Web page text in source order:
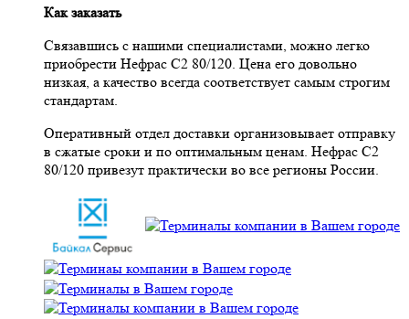
Как заказать
Связавшись с нашими специалистами, можно легко
приобрести Нефрас С2 80/120. Цена его довольно
низкая, а качество всегда соответствует самым строгим
стандартам.
Оперативный отдел доставки организовывает отправку
в сжатые сроки и по оптимальным ценам. Нефрас С2
80/120 привезут практически во все регионы России.